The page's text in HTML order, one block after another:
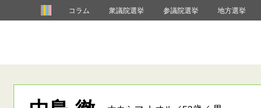
コラム 衆議院選挙 参議院選挙 地方選挙